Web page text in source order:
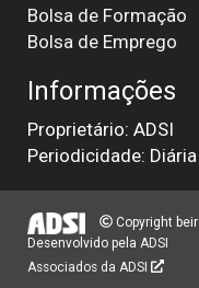
Bolsa de Formação
Bolsa de Emprego
Informações
Proprietário: ADSI
Periodicidade: Diária
Copyright
Desenvolvido pela ADSI
Associados da ADSI